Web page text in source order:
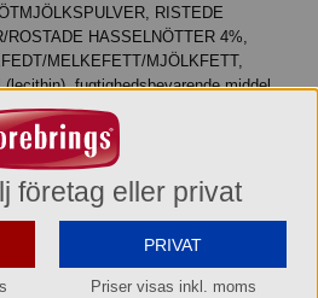
RISTEDE
HASSELNÖTTER 4%,
MELKEFETT/MJÖLKFETT,
fugtighedsbevarende middel
(sorbinsyre/-syra),
indeholde spor af andre
av andra nötter. Mindst 50%
mørke chokolade/sjokolade/mörka
företag eller privat
PRIVAT
Priser visas inkl. moms